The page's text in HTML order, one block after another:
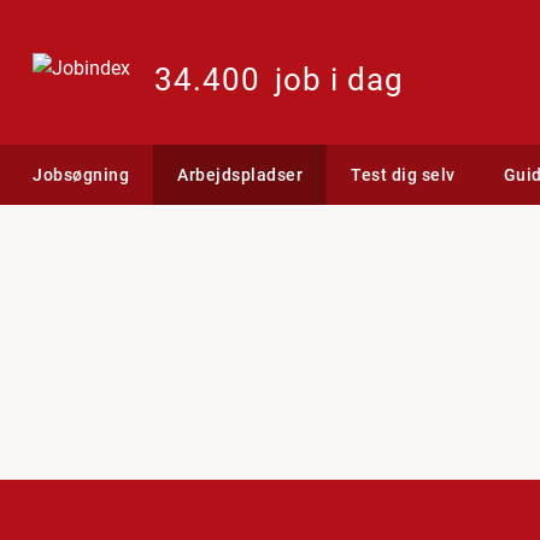
34.400 job i dag
Jobsøgning Arbejdspladser Test dig selv